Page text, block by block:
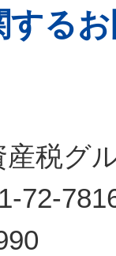
する
税グ
72-